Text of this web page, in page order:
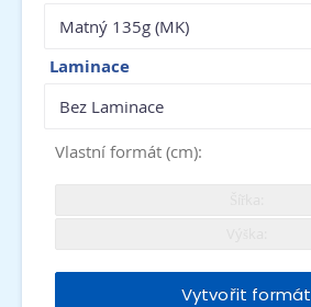
Matný 135g (MK)
Laminace
Bez Laminace
Vlastní formát (cm):
Vytvořit formát